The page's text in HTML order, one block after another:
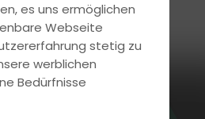
in 7
es uns ermöglichen
Webseite
stetig zu
werblichen
Bedürfnisse